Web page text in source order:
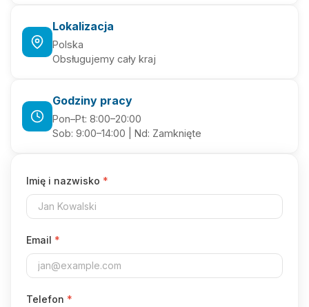
Lokalizacja
Polska
Obsługujemy cały kraj
Godziny pracy
Pon–Pt: 8:00–20:00
Sob: 9:00–14:00 | Nd: Zamknięte
Imię i nazwisko *
Email *
Telefon *